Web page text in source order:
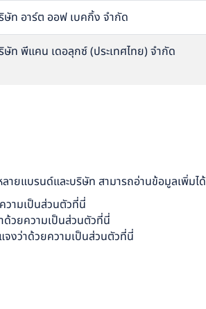
ษัท อาร์ต ออฟ เบคกิ้ง จำกัด
ษัท พีแคน เดอลุกซ์ (ประเทศไทย) จำกัด
ยแบรนด์และบริษัท สามารถอ่านข้อมูลเพิ่มได้
วามเป็นส่วนตัวที่นี่
วยความเป็นส่วนตัวที่นี่
งว่าด้วยความเป็นส่วนตัวที่นี่